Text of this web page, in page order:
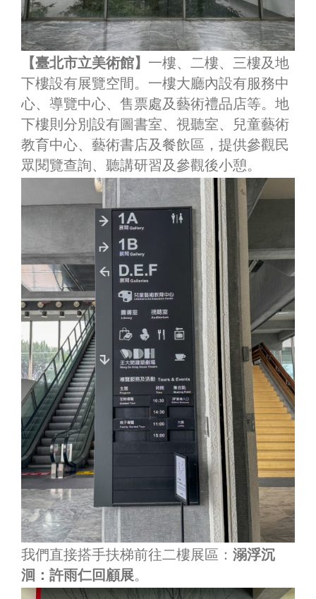
【臺北市立美術館】 一樓、二樓、三樓及地
下樓設有展覽空間。一樓大廳內設有服務中
心、導覽中心、售票處及藝術禮品店等。地
下樓則分別設有圖書室、視聽室、兒童藝術
教育中心、藝術書店及餐飲區，提供參觀民
眾閱覽查詢、聽講研習及參觀後小憩。
我們直接搭手扶梯前往二樓展區： 溺浮沉
洄：許雨仁回顧展。